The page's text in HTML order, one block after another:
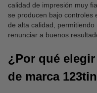
calidad de impresión muy
se producen bajo controles
de alta calidad,
renunciar a buenos
¿Por qué
de marca